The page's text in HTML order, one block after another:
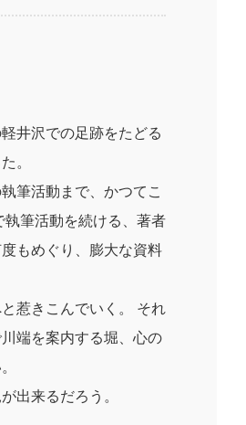
井沢での足跡をたどる
。
筆活動まで、かつてこ
筆活動を続ける、著者
もめぐり、膨大な資料
惹きこんでいく。 それ
端を案内する堀、心の
出来るだろう。